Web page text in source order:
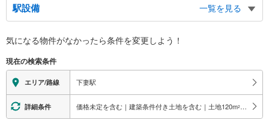
駅設備
一覧を見る
※段差なしでの移動経路
地上⇔改札：○
改札⇔ホーム：×
スロープ
・有り
気になる物件がなかったら条件を変更しよう！
現在の検索条件
エリア/路線 下妻駅
詳細条件 価格未定を含む｜建築条件付き土地を含む｜土地120m2 以上